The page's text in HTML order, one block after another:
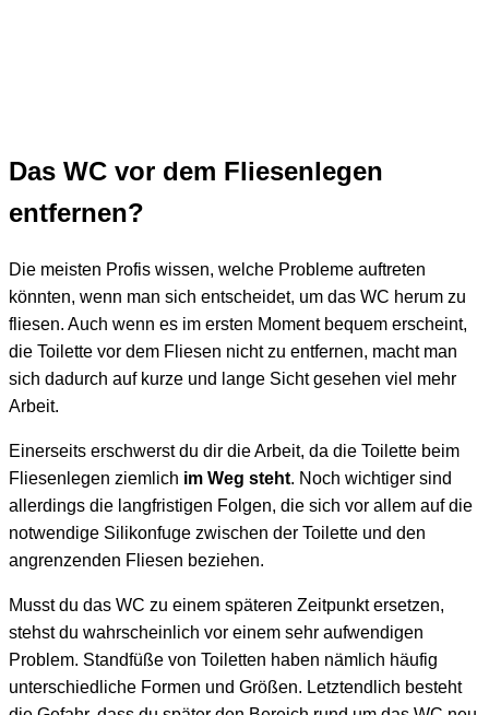
Das WC vor dem Fliesenlegen
entfernen?
Die meisten Profis wissen, welche Probleme auftreten
könnten, wenn man sich entscheidet, um das WC herum zu
fliesen. Auch wenn es im ersten Moment bequem erscheint,
die Toilette vor dem Fliesen nicht zu entfernen, macht man
sich dadurch auf kurze und lange Sicht gesehen viel mehr
Arbeit.
Einerseits erschwerst du dir die Arbeit, da die Toilette beim
Fliesenlegen ziemlich im Weg steht. Noch wichtiger sind
allerdings die langfristigen Folgen, die sich vor allem auf die
notwendige Silikonfuge zwischen der Toilette und den
angrenzenden Fliesen beziehen.
Musst du das WC zu einem späteren Zeitpunkt ersetzen,
stehst du wahrscheinlich vor einem sehr aufwendigen
Problem. Standfüße von Toiletten haben nämlich häufig
unterschiedliche Formen und Größen. Letztendlich besteht